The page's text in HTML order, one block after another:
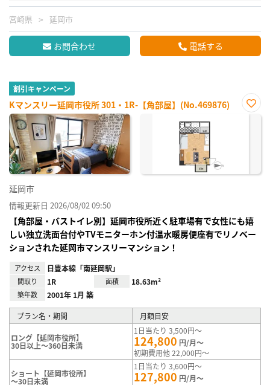
宮崎県 延岡市
お問合わせ 電話する
割引キャンペーン
Kマンスリー延岡市役所 301・1R-【角部屋】(No.469876)
お気
延岡市
情報更新日 2026/08/02 09:50
【角部屋・バストイレ別】延岡市役所近く駐車場有で女性にも嬉
しい独立洗面台付やTVモニターホン付温水暖房便座有でリノベー
ションされた延岡市マンスリーマンション！
アクセス 日豊本線「南延岡駅」
間取り 1R 面積 18.63m²
築年数 2001年 1月 築
プラン名・期間 月額目安
ロング【延岡市役所】
30日以上～360日未満
1日当たり 3,500円～
124,800 円/月～
初期費用他 22,000円～
ショート【延岡市役所】
～30日未満
1日当たり 3,600円～
127,800 円/月～